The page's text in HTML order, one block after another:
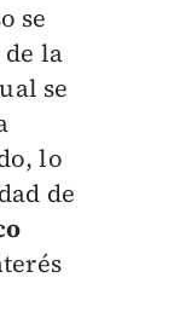
se
la
se
lo
de